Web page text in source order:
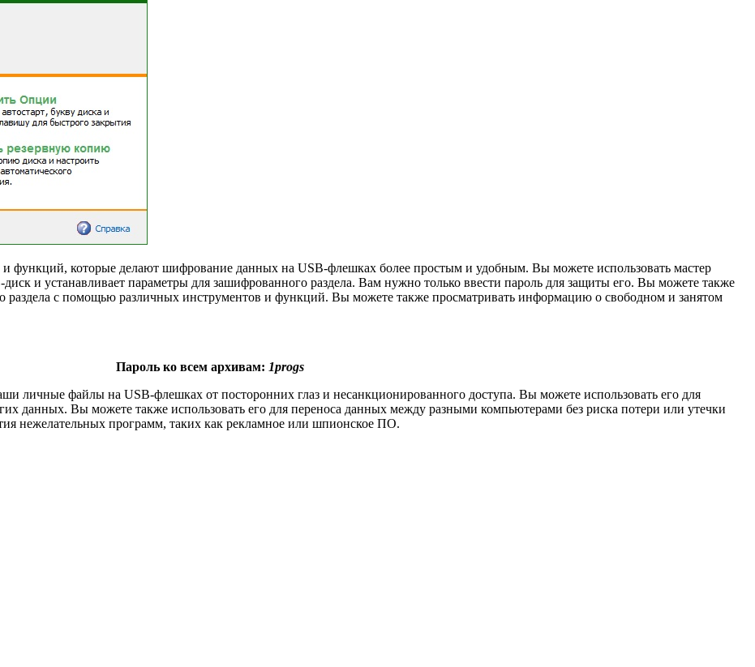
функций, которые делают шифрование данных на USB-флешках более простым и удобным. Вы можете использовать мастер
и устанавливает параметры для зашифрованного раздела. Вам нужно только ввести пароль для защиты его. Вы можете также
раздела с помощью различных инструментов и функций. Вы можете также просматривать информацию о свободном и занятом
Пароль ко всем архивам: 1progs
личные файлы на USB-флешках от посторонних глаз и несанкционированного доступа. Вы можете использовать его для
данных. Вы можете также использовать его для переноса данных между разными компьютерами без риска потери или утечки
нежелательных программ, таких как рекламное или шпионское ПО.